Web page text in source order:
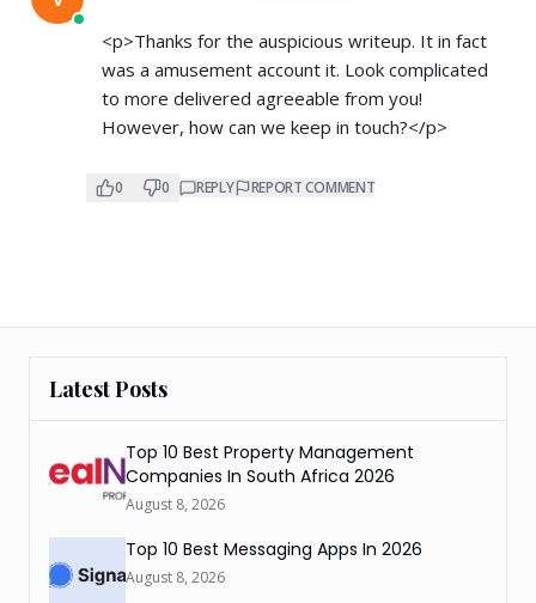
<p>Thanks for the auspicious writeup. It in fact
was a amusement account it. Look complicated
to more delivered agreeable from you!
However, how can we keep in touch?</p>
0 0 REPLY REPORT COMMENT
Latest Posts
Top 10 Best Property Management
Companies In South Africa 2026
August 8, 2026
Top 10 Best Messaging Apps In 2026
August 8, 2026